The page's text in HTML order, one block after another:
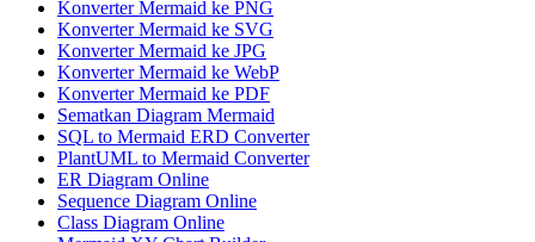
Konverter Mermaid ke PNG
Konverter Mermaid ke SVG
Konverter Mermaid ke JPG
Konverter Mermaid ke WebP
Konverter Mermaid ke PDF
Sematkan Diagram Mermaid
SQL to Mermaid ERD Converter
PlantUML to Mermaid Converter
ER Diagram Online
Sequence Diagram Online
Class Diagram Online